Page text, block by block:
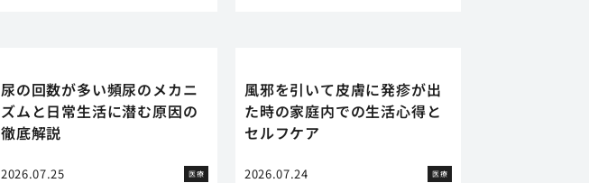
尿の回数が多い頻尿のメカニ
ズムと日常生活に潜む原因の
徹底解説
2026.07.25 医療
風邪を引いて皮膚に発疹が出
た時の家庭内での生活心得と
セルフケア
2026.07.24 医療